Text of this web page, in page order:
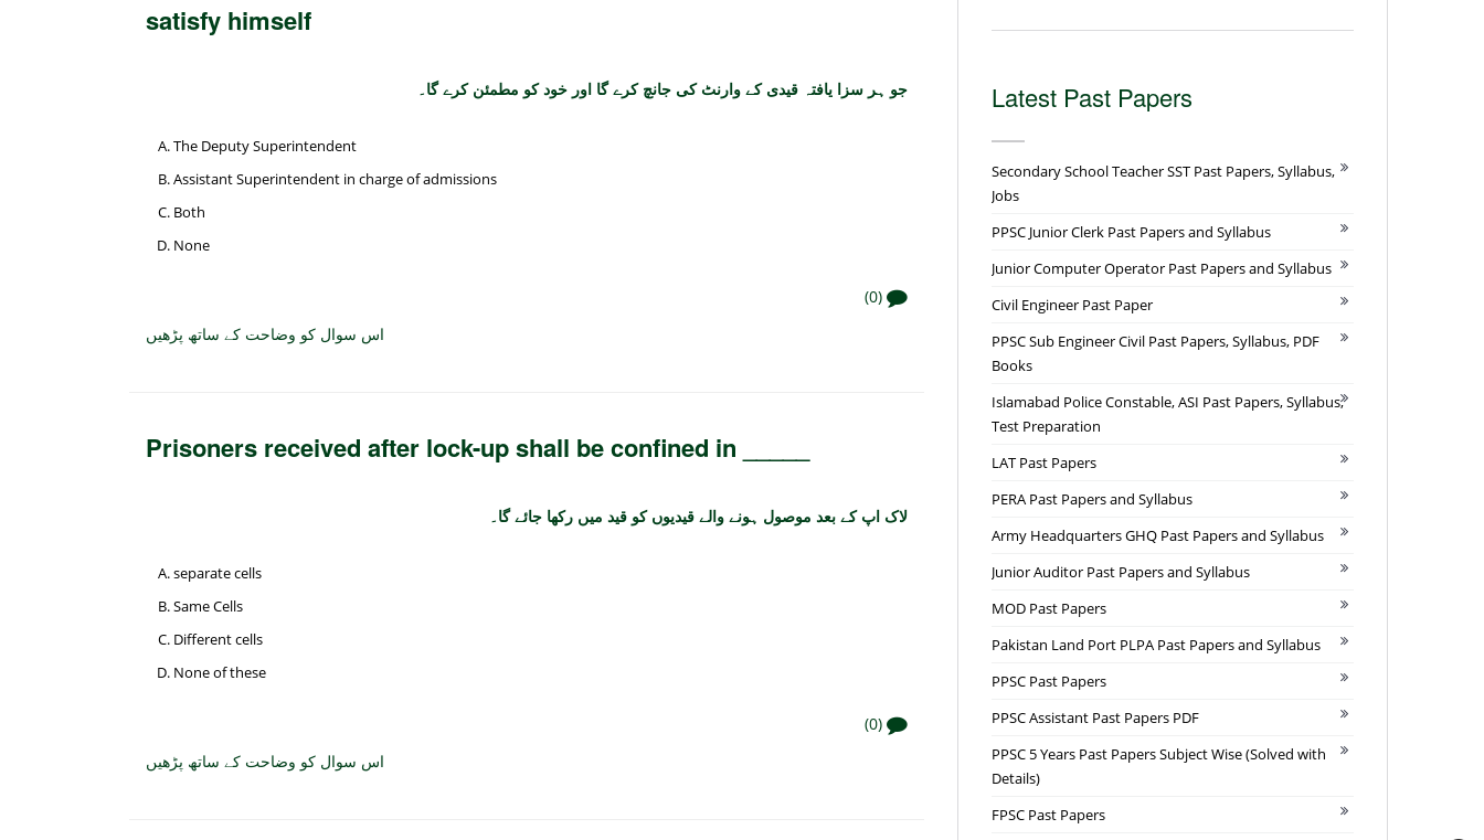
satisfy himself
جو ہر سزا یافتہ قیدی کے وارنٹ کی جانچ کرے گا اور خود کو مطمئن کرے گا۔
The Deputy Superintendent
Assistant Superintendent in charge of admissions
Both
None
(0)
اس سوال کو وضاحت کے ساتھ پڑھیں
Prisoners received after lock-up shall be confined in _____
لاک اپ کے بعد موصول ہونے والے قیدیوں کو قید میں رکھا جائے گا۔
separate cells
Same Cells
Different cells
None of these
(0)
اس سوال کو وضاحت کے ساتھ پڑھیں
Latest Past Papers
Secondary School Teacher SST Past Papers, Syllabus,
Jobs
PPSC Junior Clerk Past Papers and Syllabus
Junior Computer Operator Past Papers and Syllabus
Civil Engineer Past Paper
PPSC Sub Engineer Civil Past Papers, Syllabus, PDF
Books
Islamabad Police Constable, ASI Past Papers, Syllabus,
Test Preparation
LAT Past Papers
PERA Past Papers and Syllabus
Army Headquarters GHQ Past Papers and Syllabus
Junior Auditor Past Papers and Syllabus
MOD Past Papers
Pakistan Land Port PLPA Past Papers and Syllabus
PPSC Past Papers
PPSC Assistant Past Papers PDF
PPSC 5 Years Past Papers Subject Wise (Solved with
Details)
FPSC Past Papers